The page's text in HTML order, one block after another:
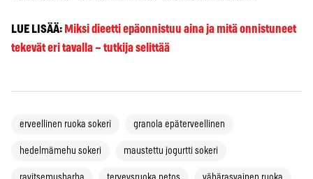
LUE LISÄÄ: Miksi dieetti epäonnistuu aina ja mitä onnistuneet
tekevät eri tavalla – tutkija selittää
erveellinen ruoka sokeri granola epäterveellinen
hedelmämehu sokeri maustettu jogurtti sokeri